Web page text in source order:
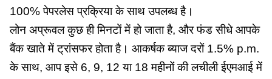
100% पेपरलेस प्रक्रिया के साथ उपलब्ध है।
लोन अप्रूवल कुछ ही मिनटों में हो जाता है, और फंड सीधे आपके
बैंक खाते में ट्रांसफर होता है। आकर्षक ब्याज दरों 1.5% p.m.
के साथ, आप इसे 6, 9, 12 या 18 महीनों की लचीली ईएमआई में